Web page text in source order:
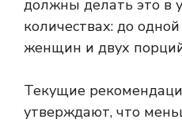
должны делать это в
количествах: до
женщин и двух
Текущие
утверждают, что